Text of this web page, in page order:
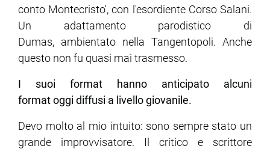
conto Montecristo', con l'esordiente Corso Salani.
Un adattamento parodistico di
Dumas, ambientato nella Tangentopoli. Anche
questo non fu quasi mai trasmesso.
I suoi format hanno anticipato alcuni
format oggi diffusi a livello giovanile.
Devo molto al mio intuito: sono sempre stato un
grande improvvisatore. Il critico e scrittore